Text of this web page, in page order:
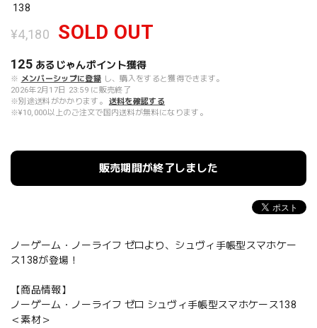
138
¥4,180 SOLD OUT
125 あるじゃんポイント獲得
※ メンバーシップに登録 し、購入をすると獲得できます。
2026年2月17日 23:59 に販売終了
※別途送料がかかります。
送料を確認する
※¥10,000以上のご注文で国内送料が無料になります。
販売期間が終了しました
ノーゲーム・ノーライフ ゼロより、シュヴィ手帳型スマホケー
ス138が登場！
【商品情報】
ノーゲーム・ノーライフ ゼロ シュヴィ手帳型スマホケース138
＜素材＞